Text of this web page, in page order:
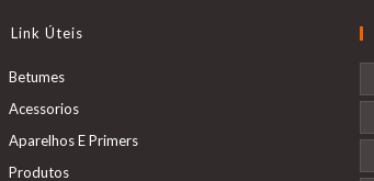
Link Úteis
Betumes
Acessorios
Aparelhos E Primers
Produtos